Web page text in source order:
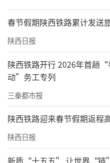
陆续删除了“用于整
半岛超声治疗仪在国
款删去了“用于整形
可用于整形美容科，
腹部及四肢部位”。
>>两家医院称：超
险、无恢复期”
记者询问超声炮项目
春节假期陕西铁路累计发送
陕西日报
陕西铁路开行 2026年首趟“
动”务工专列
三秦都市报
陕西铁路迎来春节假期返程
陕西日报